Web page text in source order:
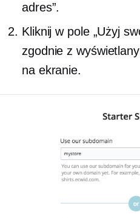
adres”.
Kliknij w pole „Użyj
zgodnie z
na ekranie.